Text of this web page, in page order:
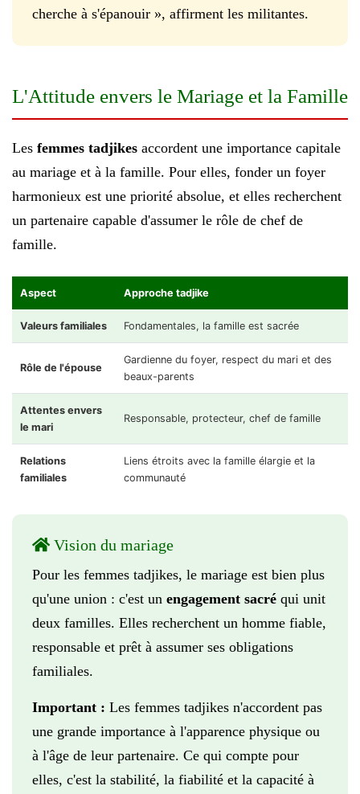
cherche à s'épanouir », affirment les militantes.
L'Attitude envers le Mariage et la Famille
Les femmes tadjikes accordent une importance capitale
au mariage et à la famille. Pour elles, fonder un foyer
harmonieux est une priorité absolue, et elles recherchent
un partenaire capable d'assumer le rôle de chef de
famille.
Aspect Approche tadjike
Valeurs familiales Fondamentales, la famille est sacrée
Rôle de l'épouse
Gardienne du foyer, respect du mari et des
beaux-parents
Attentes envers
le mari
Responsable, protecteur, chef de famille
Relations
familiales
Liens étroits avec la famille élargie et la
communauté
Vision du mariage
Pour les femmes tadjikes, le mariage est bien plus
qu'une union : c'est un engagement sacré qui unit
deux familles. Elles recherchent un homme fiable,
responsable et prêt à assumer ses obligations
familiales.
Important : Les femmes tadjikes n'accordent pas
une grande importance à l'apparence physique ou
à l'âge de leur partenaire. Ce qui compte pour
elles, c'est la stabilité, la fiabilité et la capacité à